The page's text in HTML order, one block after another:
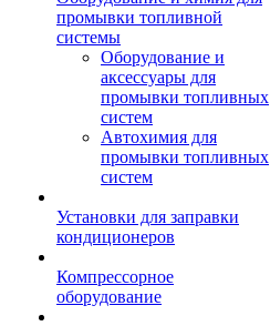
промывки топливной
системы
Оборудование и
аксессуары для
промывки топливных
систем
Автохимия для
промывки топливных
систем
Установки для заправки
кондиционеров
Компрессорное
оборудование